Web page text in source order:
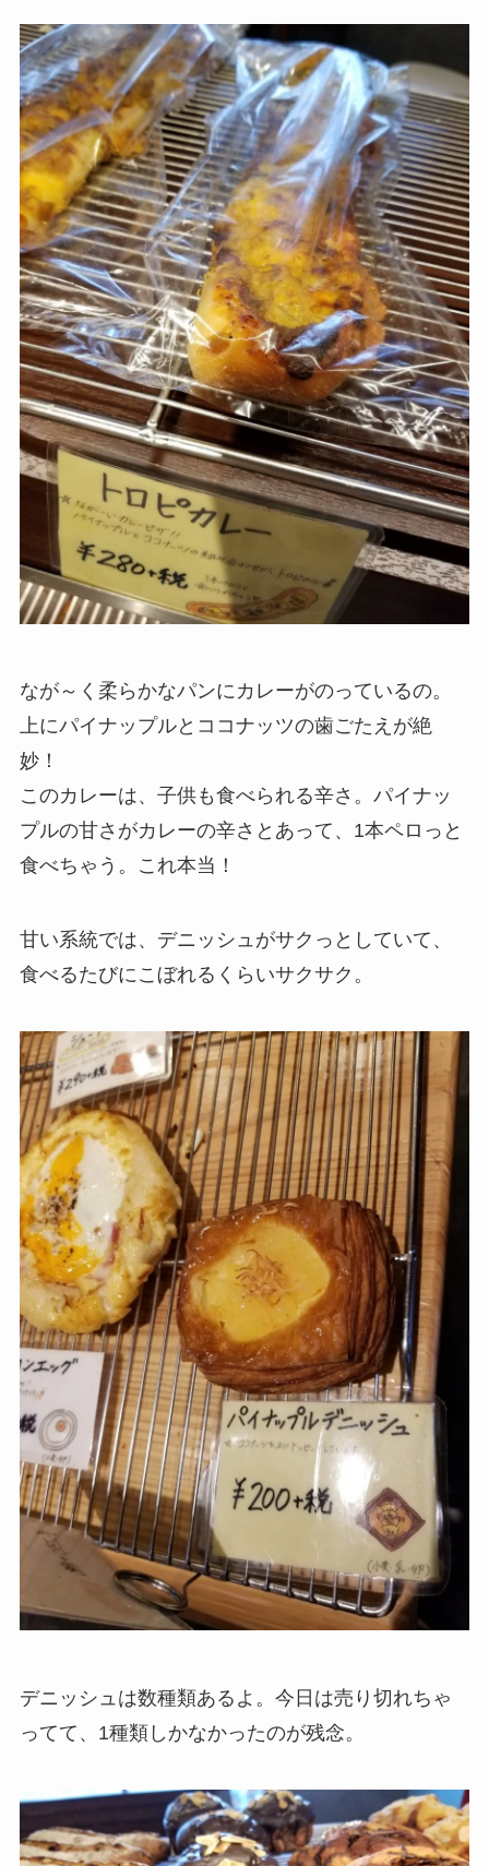
なが～く柔らかなパンにカレーがのっているの。
上にパイナップルとココナッツの歯ごたえが絶
妙！
このカレーは、子供も食べられる辛さ。パイナッ
プルの甘さがカレーの辛さとあって、1本ペロっと
食べちゃう。これ本当！
甘い系統では、デニッシュがサクっとしていて、
食べるたびにこぼれるくらいサクサク。
デニッシュは数種類あるよ。今日は売り切れちゃ
ってて、1種類しかなかったのが残念。